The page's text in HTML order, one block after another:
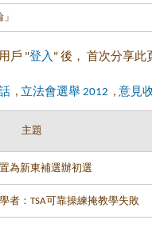
戶 "登入 " 後， 首次分享此
, 立法會選舉 2012 , 意見
主題
為新東補選辦初選
者：TSA可靠操練掩教學失敗